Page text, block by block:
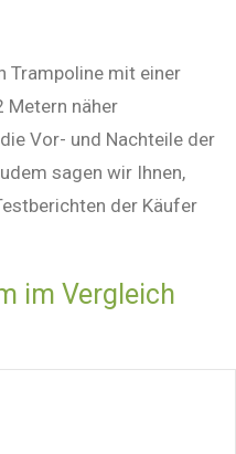
Trampoline mit einer
Metern näher
Vor- und Nachteile der
sagen wir Ihnen,
der Käufer
im Vergleich